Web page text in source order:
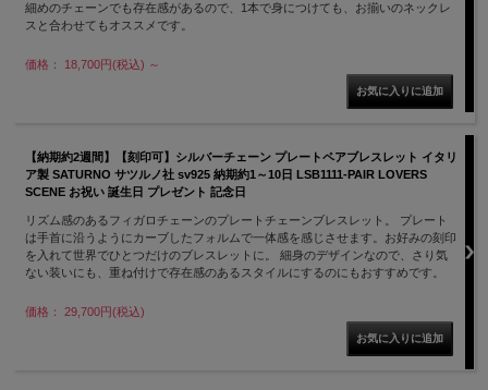
細めのチェーンでも存在感があるので、1本で身につけても、お揃いのネックレ
スと合わせてもオススメです。
価格： 18,700円(税込) ～
【納期約2週間】【刻印可】シルバーチェーン プレートペアブレスレット イタリ
ア製 SATURNO サツルノ社 sv925 納期約1～10日 LSB1111-PAIR LOVERS
SCENE お祝い 誕生日 プレゼント 記念日
リズム感のあるフィガロチェーンのプレートチェーンブレスレット。 プレート
は手首に沿うようにカーブしたフォルムで一体感を感じさせます。お好みの刻印
を入れて世界でひとつだけのブレスレットに。 細身のデザインなので、さり気
ない装いにも、重ね付けで存在感のあるスタイルにするのにもおすすめです。
価格： 29,700円(税込)